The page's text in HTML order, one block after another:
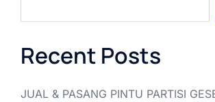
Recent Posts
JUAL & PASANG PINTU PARTISI